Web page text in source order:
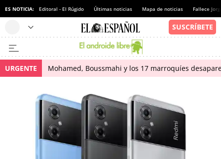
ES NOTICIA: Editoral - El Rúgido Últimas noticias Mapa de noticias Fallece
URGENTE Mohamed, Boussmahi y los 17 marroquíes